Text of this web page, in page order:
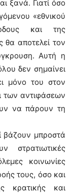
ξανά. Γιατί όσο
«εθνικού
και της
θα αποτελεί τον
Αυτή η
δεν σημαίνει
μόνο του στον
των αντιφάσεων
να πάρουν τη
βάζουν μπροστά
στρατιωτικές
κοινωνίες
τους, όσο και
κρατικής και